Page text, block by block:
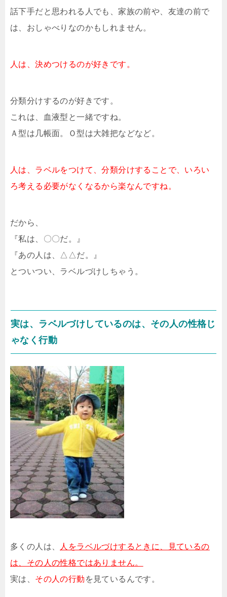
話下手だと思われる人でも、家族の前や、友達の前で
は、おしゃべりなのかもしれません。
人は、決めつけるのが好きです。
分類分けするのが好きです。
これは、血液型と一緒ですね。
Ａ型は几帳面。Ｏ型は大雑把などなど。
人は、ラベルをつけて、分類分けすることで、いろい
ろ考える必要がなくなるから楽なんですね。
だから、
『私は、〇〇だ。』
『あの人は、△△だ。』
とついつい、ラベルづけしちゃう。
実は、ラベルづけしているのは、その人の性格じ
ゃなく行動
多くの人は、
人をラベルづけするときに、見ているの
は、その人の性格ではありません。
実は、 その人の行動 を見ているんです。